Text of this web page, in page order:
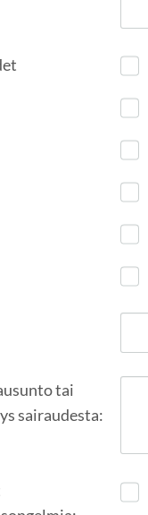
tai
sairaudesta: